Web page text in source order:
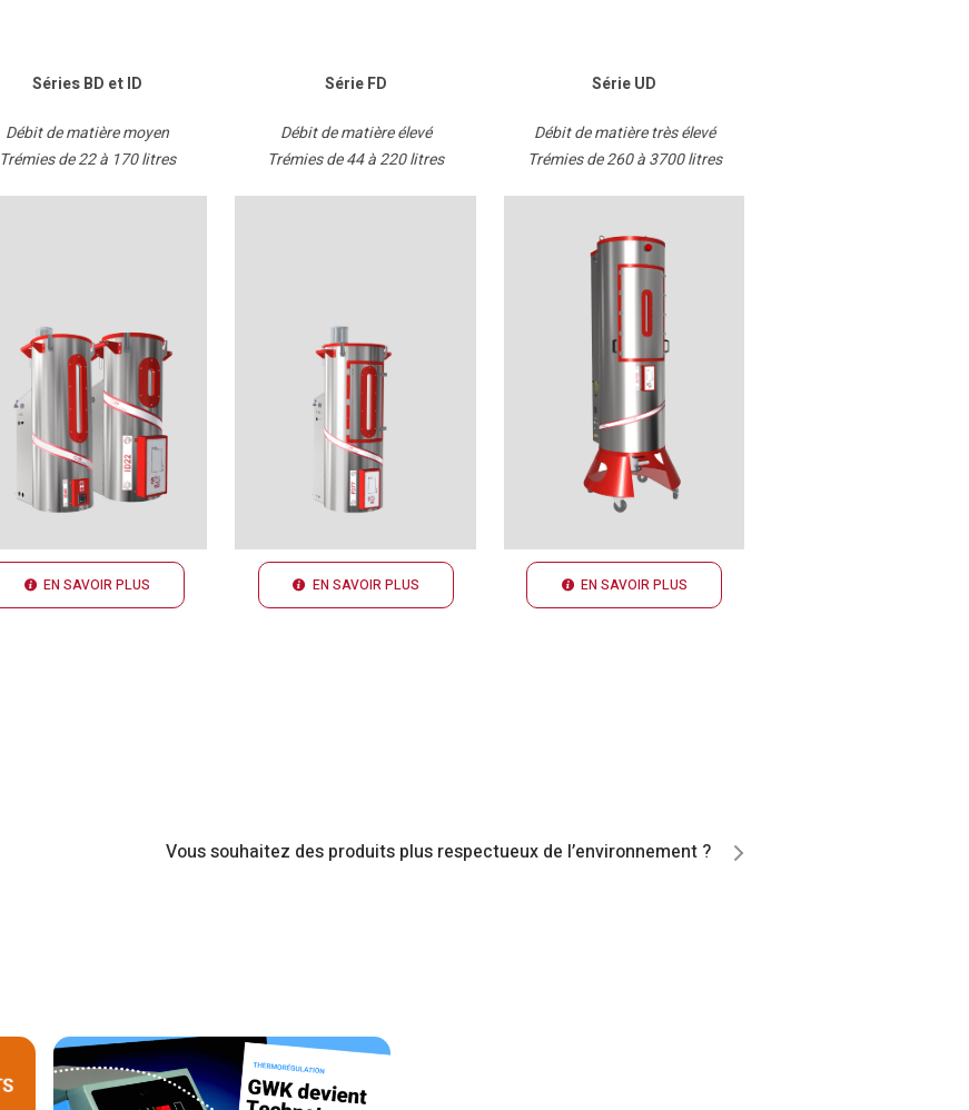
Séries BD et ID
Débit de matière moyen
Trémies de 22 à 170 litres
EN SAVOIR PLUS
Série FD
Débit de matière élevé
Trémies de 44 à 220 litres
EN SAVOIR PLUS
Série UD
Débit de matière très élevé
Trémies de 260 à 3700 litres
EN SAVOIR PLUS
Vous souhaitez des produits plus respectueux de l’environnement ?